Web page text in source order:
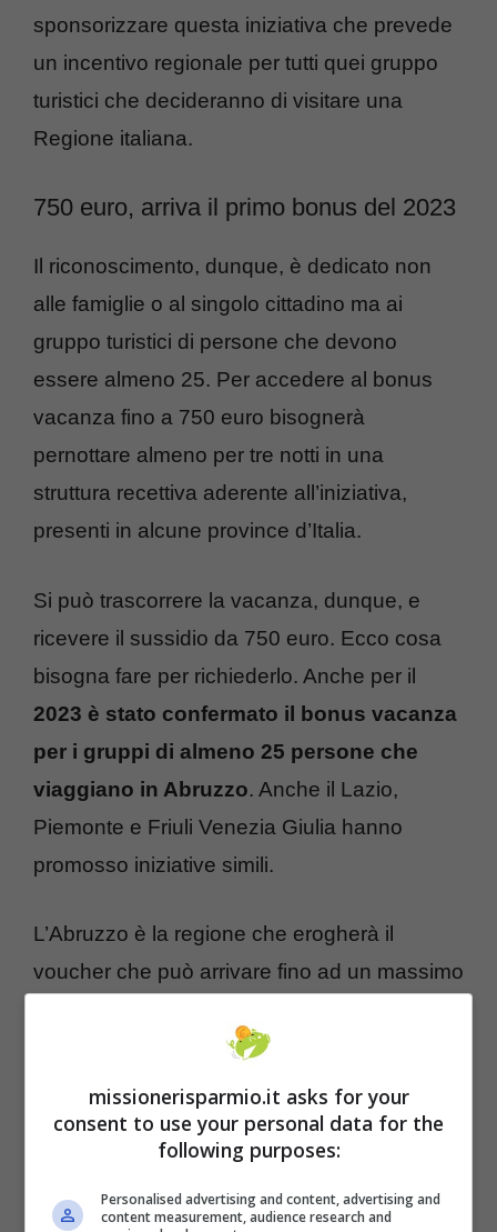
sponsorizzare questa iniziativa che prevede
un incentivo regionale per tutti quei gruppo
turistici che decideranno di visitare una
Regione italiana.
750 euro, arriva il primo bonus del 2023
Il riconoscimento, dunque, è dedicato non
alle famiglie o al singolo cittadino ma ai
gruppo turistici di persone che devono
essere almeno 25. Per accedere al bonus
vacanza fino a 750 euro bisognerà
pernottare almeno per tre notti in una
struttura recettiva aderente all’iniziativa,
presenti in alcune province d’Italia.
Si può trascorrere la vacanza, dunque, e
ricevere il sussidio da 750 euro. Ecco cosa
bisogna fare per richiederlo. Anche per il
2023 è stato confermato il bonus vacanza
per i gruppi di almeno 25 persone che
viaggiano in Abruzzo. Anche il Lazio,
Piemonte e Friuli Venezia Giulia hanno
promosso iniziative simili.
L’Abruzzo è la regione che erogherà il
voucher che può arrivare fino ad un massimo
possono essere composti da un minimo di
venticinque persone. Ammessi anche
scolaresche, tour operator, agenzie di
viaggio, Onlus, associazioni, parrocchie,
società sportive, gruppi di anziani e qualsiasi
missionerisparmio.it asks for your
consent to use your personal data for the
following purposes:
Personalised advertising and content, advertising and
content measurement, audience research and